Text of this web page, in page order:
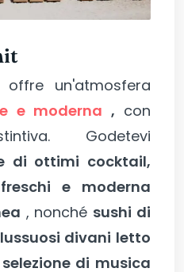
un'atmosfera
e moderna , con
Godetevi
di ottimi cocktail,
e moderna
, nonché sushi di
lussuosi divani letto
di musica